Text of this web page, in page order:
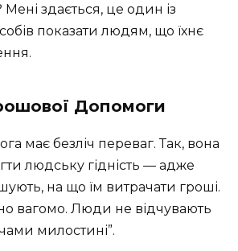
здається, це один із
показати людям, що їхнє
Допомоги
має безліч переваг. Так, вона
людську гідність — адже
на що їм витрачати гроші.
вагомо. Люди не відчувають
милостині”.